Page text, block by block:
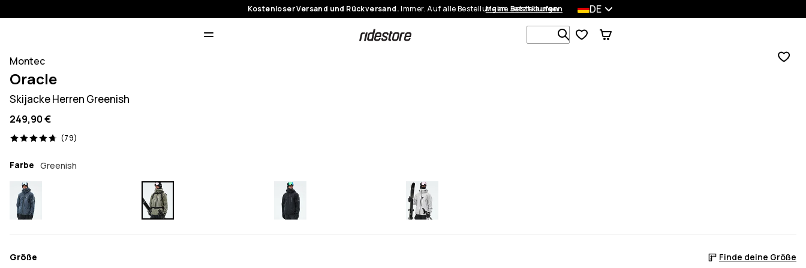
Kostenloser Versand und Rückversand.Immer. Auf alle Bestellungen. Jetzt kaufen
Meine Bestellungen DE
Durchsuche 1 000+ Produkte
Montec
Oracle
Skijacke Herren Greenish
249,90 €
(79)
79 Reviews, 4.7/5
Farbe Greenish
Größe Finde deine Größe